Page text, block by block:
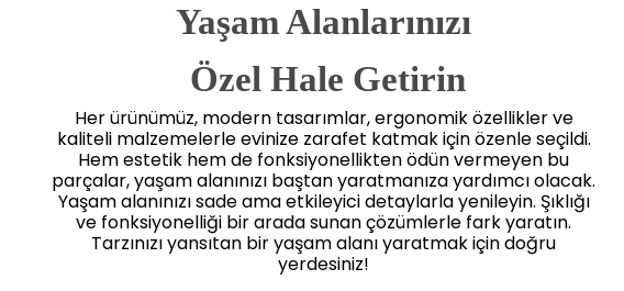
Yaşam Alanlarınızı
Özel Hale Getirin
Her ürünümüz, modern tasarımlar, ergonomik özellikler ve
kaliteli malzemelerle evinize zarafet katmak için özenle seçildi.
Hem estetik hem de fonksiyonellikten ödün vermeyen bu
parçalar, yaşam alanınızı baştan yaratmanıza yardımcı olacak.
Yaşam alanınızı sade ama etkileyici detaylarla yenileyin. Şıklığı
ve fonksiyonelliği bir arada sunan çözümlerle fark yaratın.
Tarzınızı yansıtan bir yaşam alanı yaratmak için doğru
yerdesiniz!